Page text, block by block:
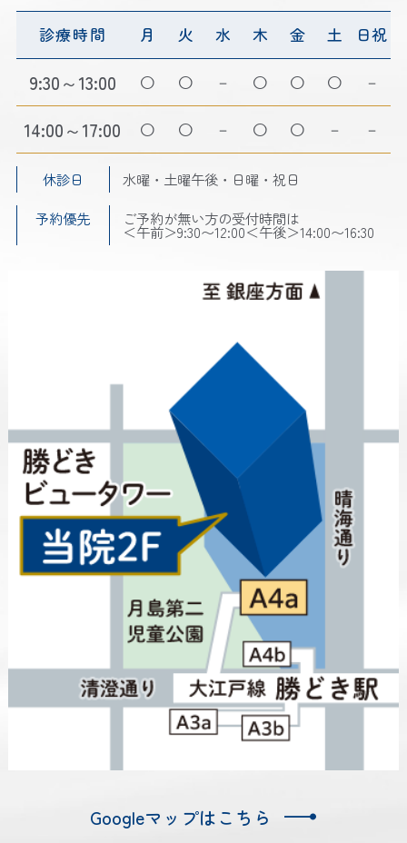
診療時間 月 火 水 木 金 土 日祝
9:30～13:00 － －
14:00～17:00 － － －
休診日
水曜・土曜午後・日曜・祝日
予約優先
ご予約が無い方の受付時間は
＜午前＞9:30〜12:00＜午後＞14:00〜16:30
Googleマップはこちら